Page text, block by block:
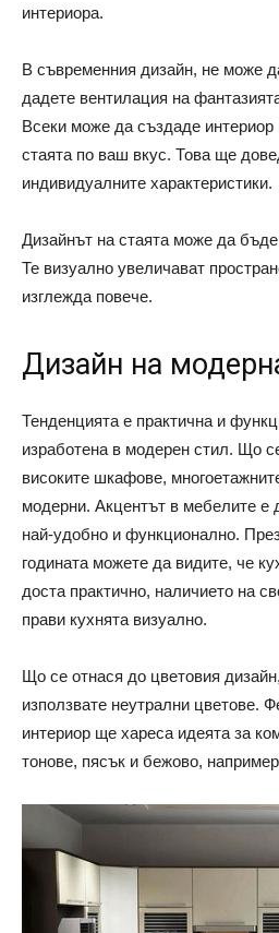
интериора.
В съвременния дизайн, не може
дадете вентилация на
Всеки може да създаде
стаята по ваш вкус. Това ще
индивидуалните характеристики.
Дизайнът на стаята може да
Те визуално увеличават
изглежда повече.
Дизайн на
Тенденцията е практична и
изработена в модерен стил. Що
високите шкафове,
модерни. Акцентът в мебелите е
най-удобно и функционално.
годината можете да видите, че
доста практично, наличието на
прави кухнята визуално.
Що се отнася до цветовия
използвате неутрални цветове.
интериор ще хареса идеята за
тонове, пясък и бежово,